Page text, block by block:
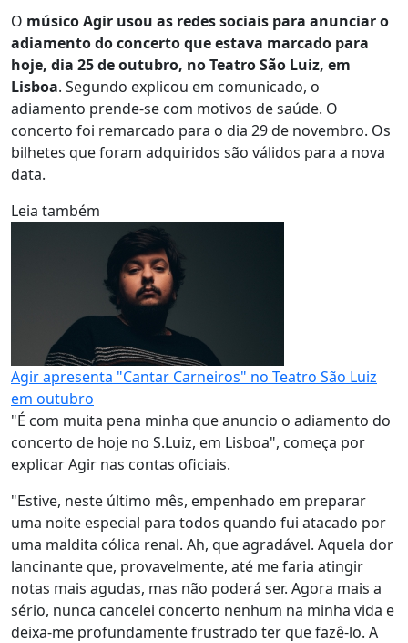
O músico Agir usou as redes sociais para anunciar o
adiamento do concerto que estava marcado para
hoje, dia 25 de outubro, no Teatro São Luiz, em
Lisboa. Segundo explicou em comunicado, o
adiamento prende-se com motivos de saúde. O
concerto foi remarcado para o dia 29 de novembro. Os
bilhetes que foram adquiridos são válidos para a nova
data.
Leia também
Agir apresenta "Cantar Carneiros" no Teatro São Luiz
em outubro
"É com muita pena minha que anuncio o adiamento do
concerto de hoje no S.Luiz, em Lisboa", começa por
explicar Agir nas contas oficiais.
"Estive, neste último mês, empenhado em preparar
uma noite especial para todos quando fui atacado por
uma maldita cólica renal. Ah, que agradável. Aquela dor
lancinante que, provavelmente, até me faria atingir
notas mais agudas, mas não poderá ser. Agora mais a
sério, nunca cancelei concerto nenhum na minha vida e
deixa-me profundamente frustrado ter que fazê-lo. A